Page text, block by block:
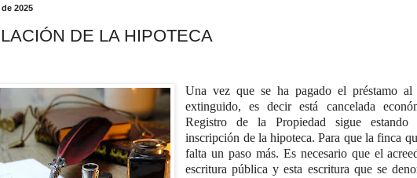
2025
DE LA HIPOTECA
Una vez que se ha pagado el préstamo
extinguido, es decir está cancelada
Registro de la Propiedad sigue
inscripción de la hipoteca. Para que la finca
falta un paso más. Es necesario que el
escritura pública y esta escritura que se